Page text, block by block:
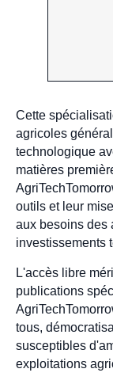
Cette
agricoles
technologique
matières
outils et leur
aux besoins des
investissements
L'accès libre
publications
tous,
susceptibles
exploitations